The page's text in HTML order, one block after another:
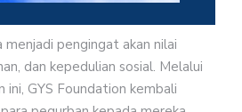
pengingat akan nilai
dan kepedulian sosial. Melalui
ini, GYS Foundation kembali